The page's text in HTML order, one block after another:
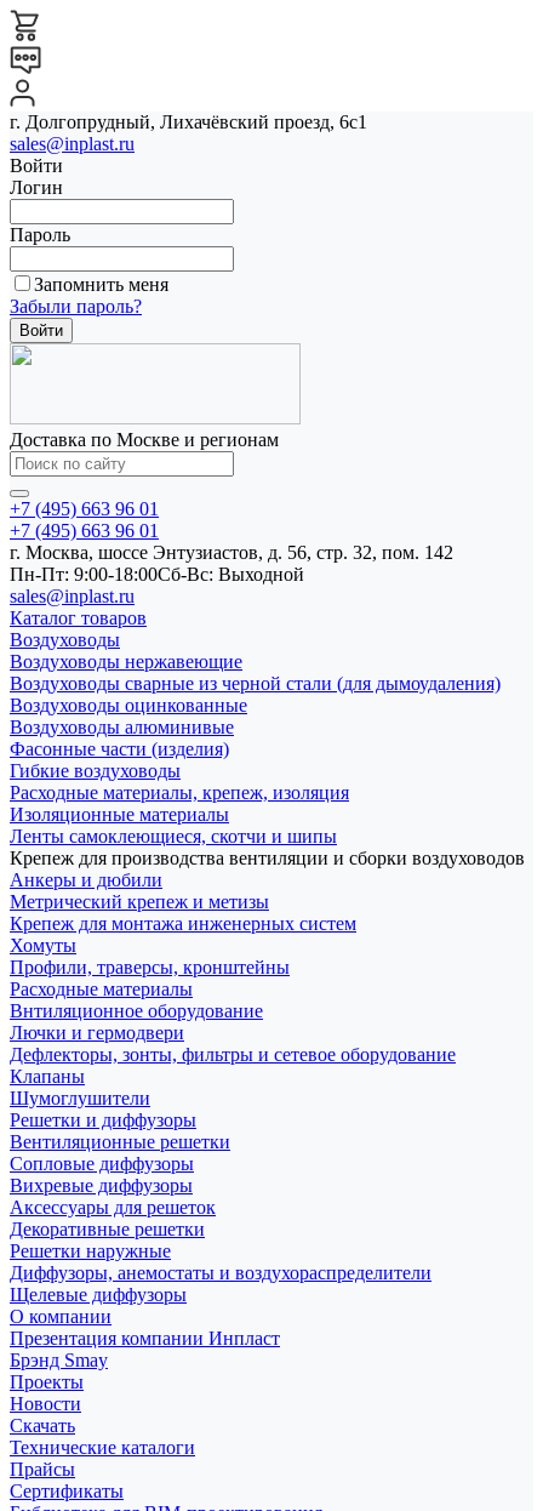
г. Долгопрудный, Лихачёвский проезд, 6с1
sales@inplast.ru
Войти
Логин
Пароль
Запомнить меня
Забыли пароль?
Доставка по Москве и регионам
+7 (495) 663 96 01
+7 (495) 663 96 01
г. Москва, шоссе Энтузиастов, д. 56, стр. 32, пом. 142
Пн-Пт: 9:00-18:00Cб-Вс: Выходной
sales@inplast.ru
Каталог товаров
Воздуховоды
Воздуховоды нержавеющие
Воздуховоды сварные из черной стали (для дымоудаления)
Воздуховоды оцинкованные
Воздуховоды алюминивые
Фасонные части (изделия)
Гибкие воздуховоды
Расходные материалы, крепеж, изоляция
Изоляционные материалы
Ленты самоклеющиеся, скотчи и шипы
Крепеж для производства вентиляции и сборки воздуховодов
Анкеры и дюбили
Метрический крепеж и метизы
Крепеж для монтажа инженерных систем
Хомуты
Профили, траверсы, кронштейны
Расходные материалы
Внтиляционное оборудование
Лючки и гермодвери
Дефлекторы, зонты, фильтры и сетевое оборудование
Клапаны
Шумоглушители
Решетки и диффузоры
Вентиляционные решетки
Сопловые диффузоры
Вихревые диффузоры
Аксессуары для решеток
Декоративные решетки
Решетки наружные
Диффузоры, анемостаты и воздухораспределители
Щелевые диффузоры
О компании
Презентация компании Инпласт
Брэнд Smay
Проекты
Новости
Скачать
Технические каталоги
Прайсы
Сертификаты